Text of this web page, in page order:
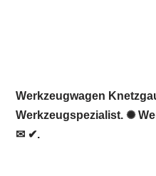
Werkzeugwagen
Werkzeugspezialist. ✺
✉ ✔.